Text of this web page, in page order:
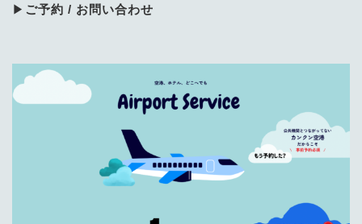
▶ ご予約 / お問い合わせ